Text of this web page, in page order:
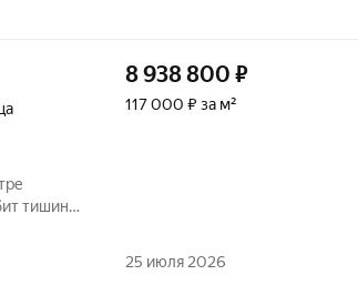
тишину
8 938 800 ₽
117 000 ₽ за м²
25 июля 2026